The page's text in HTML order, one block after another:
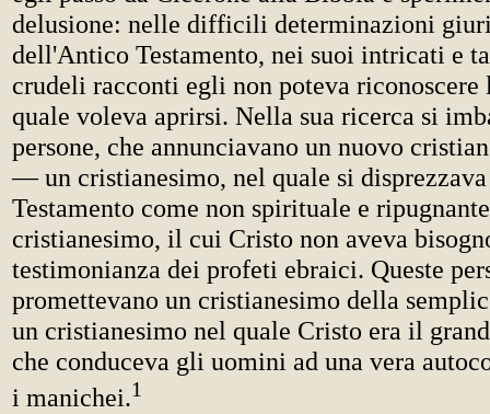
delusione: nelle difficili determinazioni
dell'Antico Testamento, nei suoi intricati e
crudeli racconti egli non poteva riconoscere
quale voleva aprirsi. Nella sua ricerca si
persone, che annunciavano un nuovo
— un cristianesimo, nel quale si
Testamento come non spirituale e
cristianesimo, il cui Cristo non aveva
testimonianza dei profeti ebraici. Queste
promettevano un cristianesimo della
un cristianesimo nel quale Cristo era il
che conduceva gli uomini ad una vera
i manichei.1